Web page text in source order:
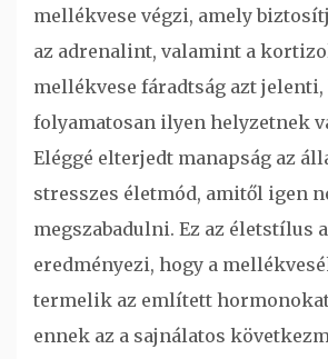
mellékvese végzi, amely
az adrenalint, valamint a
mellékvese fáradtság azt jelenti,
folyamatosan ilyen helyzetnek
Eléggé elterjedt manapság az
stresszes életmód, amitől igen
megszabadulni. Ez az életstílus
eredményezi, hogy a
termelik az említett
ennek az a sajnálatos